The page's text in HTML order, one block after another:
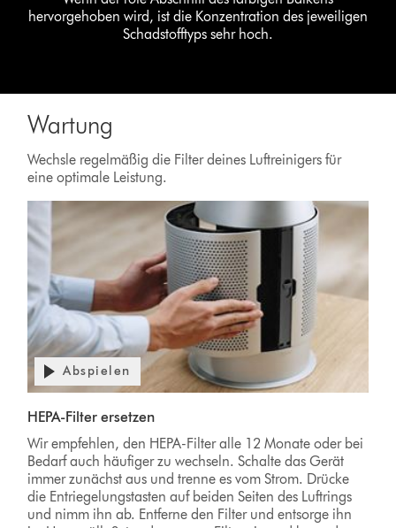
hervorgehoben wird, ist die Konzentration des jeweiligen
Schadstofftyps sehr hoch.
Wartung
Wechsle regelmäßig die Filter deines Luftreinigers für
eine optimale Leistung.
Abspielen
HEPA-Filter ersetzen
Wir empfehlen, den HEPA-Filter alle 12 Monate oder bei
Bedarf auch häufiger zu wechseln. Schalte das Gerät
immer zunächst aus und trenne es vom Strom. Drücke
die Entriegelungstasten auf beiden Seiten des Luftrings
und nimm ihn ab. Entferne den Filter und entsorge ihn